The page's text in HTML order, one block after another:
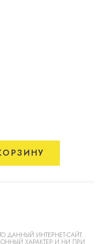
ДАННЫЙ ИНТЕРНЕТ-САЙТ
ХАРАКТЕР И НИ ПРИ